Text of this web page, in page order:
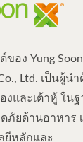
ของ Yung
Ltd. เป็นผู้น
งและเต้าหู้ ในฐ
ภัยด้านอาหาร
ยีหลักและ